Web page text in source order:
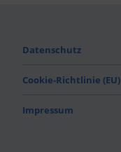
Datenschutz
Cookie-Richtlinie (EU)
Impressum